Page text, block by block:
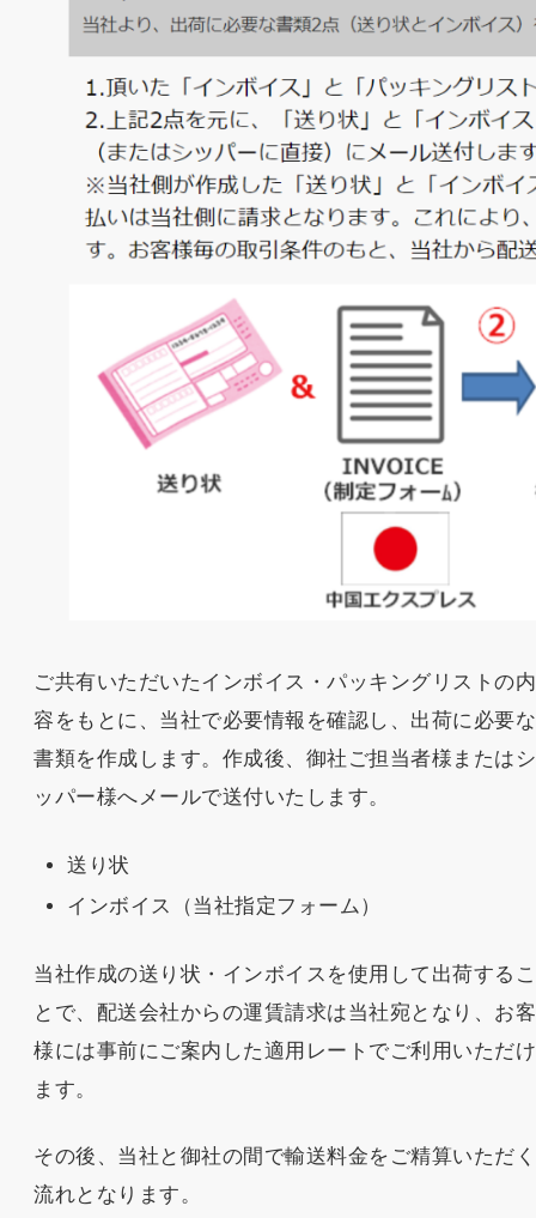
ご共有いただいたインボイス・パッキングリストの内
容をもとに、当社で必要情報を確認し、出荷に必要な
書類を作成します。作成後、御社ご担当者様またはシ
ッパー様へメールで送付いたします。
送り状
インボイス（当社指定フォーム）
当社作成の送り状・インボイスを使用して出荷するこ
とで、配送会社からの運賃請求は当社宛となり、お客
様には事前にご案内した適用レートでご利用いただけ
ます。
その後、当社と御社の間で輸送料金をご精算いただく
流れとなります。